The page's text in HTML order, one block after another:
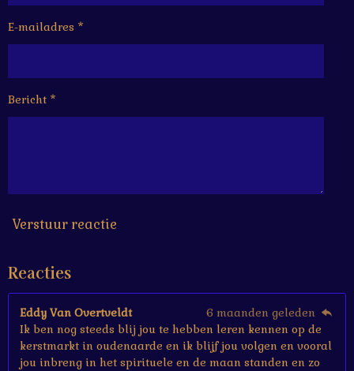
1
6
6
6
s
r
r
e
n
e
n
e
n
e
n
E-mailadres *
Bericht *
Verstuur reactie
Reacties
Eddy Van Overtveldt
6 maanden geleden
Ik ben nog steeds blij jou te hebben leren kennen op de
kerstmarkt in oudenaarde en ik blijf jou volgen en vooral
jou inbreng in het spirituele en de maan standen en zo